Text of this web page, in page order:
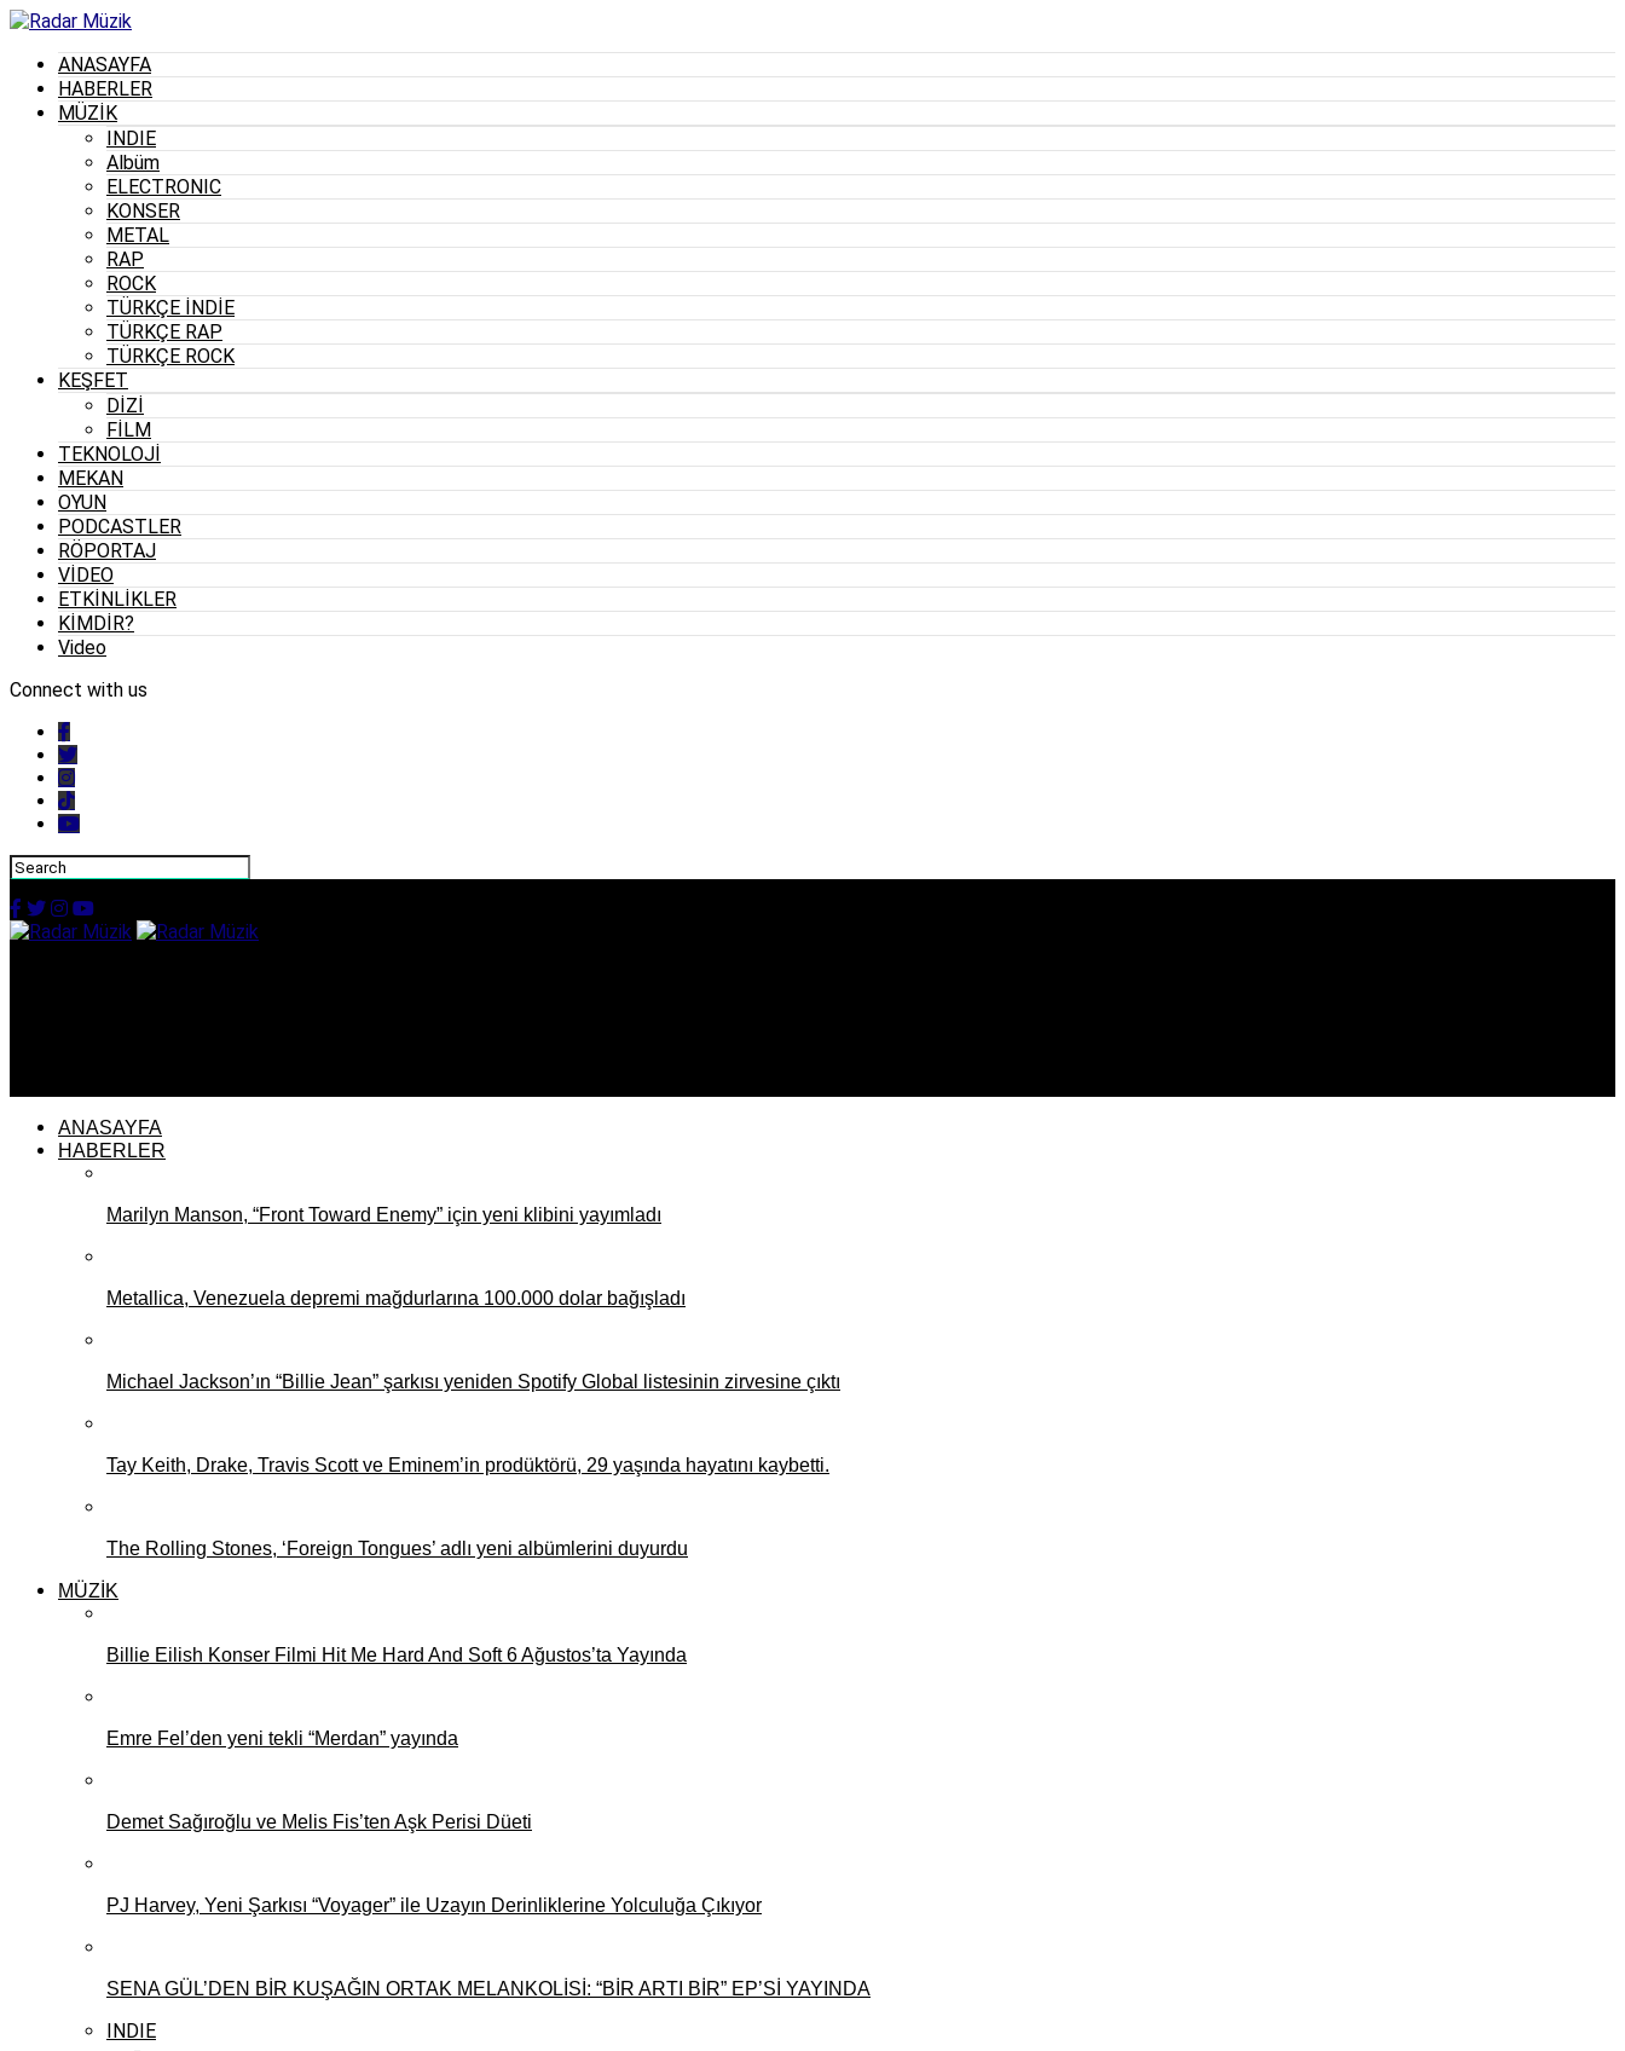
ANASAYFA
HABERLER
MÜZİK
INDIE
Albüm
ELECTRONIC
KONSER
METAL
RAP
ROCK
TÜRKÇE İNDİE
TÜRKÇE RAP
TÜRKÇE ROCK
KEŞFET
DİZİ
FİLM
TEKNOLOJİ
MEKAN
OYUN
PODCASTLER
RÖPORTAJ
VİDEO
ETKİNLİKLER
KİMDİR?
Video
Connect with us
ANASAYFA
HABERLER
Marilyn Manson, “Front Toward Enemy” için yeni klibini yayımladı
Metallica, Venezuela depremi mağdurlarına 100.000 dolar bağışladı
Michael Jackson’ın “Billie Jean” şarkısı yeniden Spotify Global listesinin zirvesine çıktı
Tay Keith, Drake, Travis Scott ve Eminem’in prodüktörü, 29 yaşında hayatını kaybetti.
The Rolling Stones, ‘Foreign Tongues’ adlı yeni albümlerini duyurdu
MÜZİK
Billie Eilish Konser Filmi Hit Me Hard And Soft 6 Ağustos’ta Yayında
Emre Fel’den yeni tekli “Merdan” yayında
Demet Sağıroğlu ve Melis Fis’ten Aşk Perisi Düeti
PJ Harvey, Yeni Şarkısı “Voyager” ile Uzayın Derinliklerine Yolculuğa Çıkıyor
SENA GÜL’DEN BİR KUŞAĞIN ORTAK MELANKOLİSİ: “BİR ARTI BİR” EP’Sİ YAYINDA
INDIE